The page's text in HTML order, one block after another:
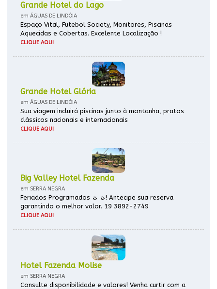
Grande Hotel do Lago
em ÁGUAS DE LINDÓIA
Espaço Vital, Futebol Society, Monitores, Piscinas
Aquecidas e Cobertas. Excelente Localização !
CLIQUE AQUI
Grande Hotel Glória
em ÁGUAS DE LINDÓIA
Sua viagem incluirá piscinas junto à montanha, pratos
clássicos nacionais e internacionais
CLIQUE AQUI
Big Valley Hotel Fazenda
em SERRA NEGRA
Feriados Programados ☼ ☼! Antecipe sua reserva
garantindo o melhor valor. 19 3892-2749
CLIQUE AQUI
Hotel Fazenda Molise
em SERRA NEGRA
Consulte disponibilidade e valores! Venha curtir com a